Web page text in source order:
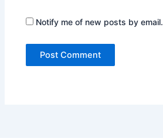
Notify me of new posts by email.